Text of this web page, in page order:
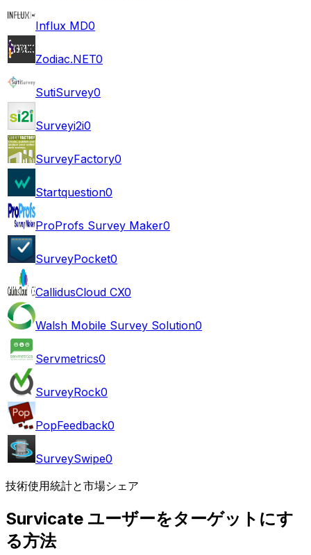
Influx MD0
Zodiac.NET0
SutiSurvey0
Surveyi2i0
SurveyFactory0
Startquestion0
ProProfs Survey Maker0
SurveyPocket0
CallidusCloud CX0
Walsh Mobile Survey Solution0
Servmetrics0
SurveyRock0
PopFeedback0
SurveySwipe0
技術使用統計と市場シェア
Survicate ユーザーをターゲットにす
る方法